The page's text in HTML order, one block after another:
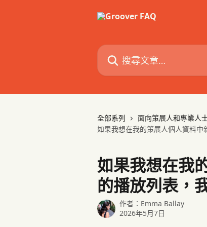
搜尋文章…
全部系列 面向策展人和專業人
如果我想在我的策展人個人資料中
如果我想在我
的播放列表，
作者： Emma Ballay
2026年5月7日